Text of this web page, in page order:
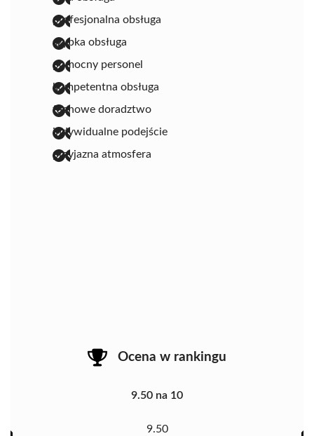
profesjonalna obsługa
szybka obsługa
pomocny personel
kompetentna obsługa
fachowe doradztwo
indywidualne podejście
przyjazna atmosfera
Ocena w rankingu
9.50 na 10
9.50